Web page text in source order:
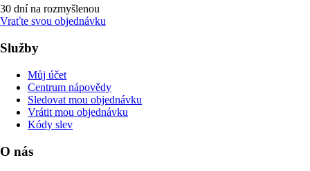
30 dní na rozmyšlenou
Vraťte svou objednávku
Služby
Můj účet
Centrum nápovědy
Sledovat mou objednávku
Vrátit mou objednávku
Kódy slev
O nás